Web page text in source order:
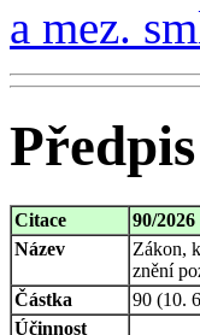
a mez.
Citace
90/2026
Název
Zákon,
znění
Částka
90 (10.
Účinnost